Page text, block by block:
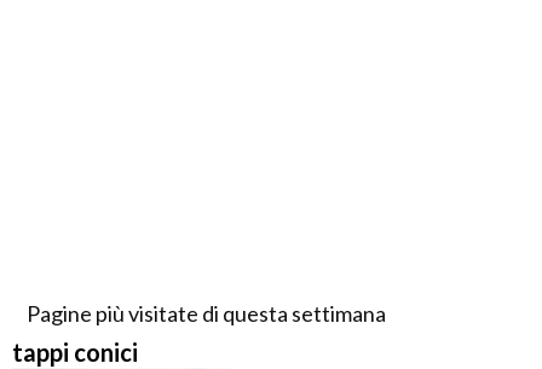
Pagine più visitate di questa settimana
tappi conici